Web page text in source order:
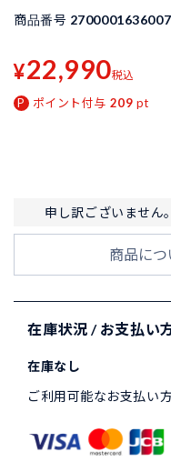
商品番号 2700001636007
¥22,990税込
ポイント付与 209 pt
申し訳ございません
商品に
在庫状況 / お支払い
在庫なし
ご利用可能なお支払い